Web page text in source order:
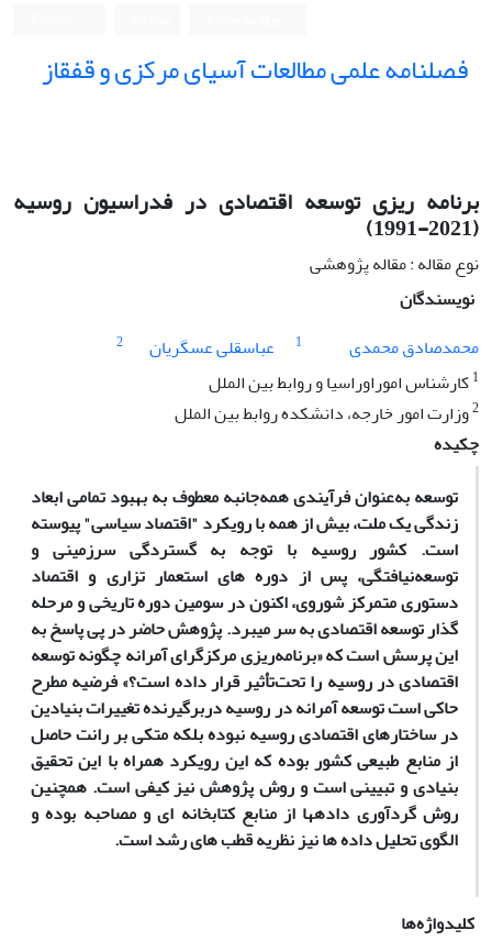
فصلنامه علمی مطالعات آسیای مرکزی و قفقاز
برنامه ریزی توسعه اقتصادی در فدراسیون روسیه
(2021-1991)
نوع مقاله : مقاله پژوهشی
نویسندگان
محمدصادق محمدی
1 عباسقلی عسگریان
2
1کارشناس اموراوراسیا و روابط بین الملل
2وزارت امور خارجه، دانشکده روابط بین الملل
چکیده
توسعه به‌عنوان فرآیندی همه‌جانبه معطوف به بهبود تمامی ابعاد
زندگی یک ملت، بیش از همه با رویکرد "اقتصاد سیاسی" پیوسته
است. کشور روسیه با توجه به گستردگی سرزمینی و
توسعه‌نیافتگی، پس از دوره­ های استعمار تزاری و اقتصاد
دستوری متمرکز شوروی، اکنون در سومین دوره تاریخی و مرحله
گذار توسعه اقتصادی به سر می­برد. پژوهش حاضر در پی پاسخ به
این پرسش است که «برنامه‌ریزی مرکزگرای آمرانه چگونه توسعه
اقتصادی در روسیه را تحت‌تأثیر قرار داده ­است؟» فرضیه مطرح
حاکی است توسعه آمرانه در روسیه دربرگیرنده تغییرات بنیادین
در ساختارهای اقتصادی روسیه نبوده بلکه متکی بر رانت حاصل
از منابع طبیعی کشور بوده که این رویکرد همراه با این تحقیق
بنیادی و تبیینی است و روش پژوهش نیز کیفی است. همچنین
روش گردآوری داده­ها از منابع کتابخانه ­ای و مصاحبه بوده و
الگوی تحلیل داده­ ها نیز نظریه قطب­ های رشد است.
کلیدواژه‌ها